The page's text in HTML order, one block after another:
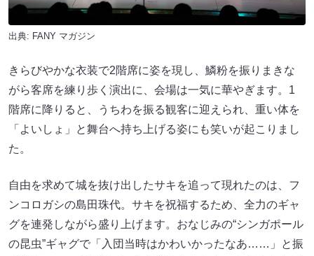
出典: FANY マガジン
きらびやかな衣装で2階席に姿を現し、鱗粉を振りまきな
がら客席を練り歩く演出に、会場は一気に華やぎます。1
階席に降りると、うちわを振る観客に迎えられ、重い体を
「よいしょ」と舞台へ持ち上げる姿にも笑いが起こりまし
た。
自由を求めて城を抜け出したサキを追って現れたのは、フ
ンコロガシの島田珠代。サキを祝福するため、全力のギャ
グを連発しながら盛り上げます。おなじみの“シンガポール
の昆虫”ギャグで「入団当時はかわいかったなあ……」と振